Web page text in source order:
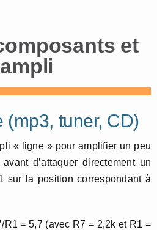
et
(mp3, tuner, CD)
« ligne » pour amplifier un peu
d’attaquer directement un
sur la position correspondant à
R1 = 5,7 (avec R7 = 2,2k et R1 =